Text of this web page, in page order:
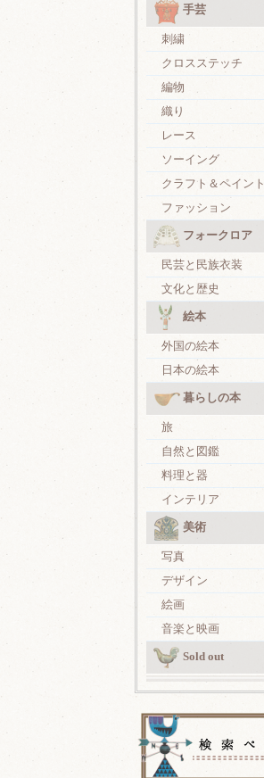
手芸
刺繍
クロスステッチ
編物
織り
レース
ソーイング
クラフト＆ペイント
ファッション
フォークロア
民芸と民族衣装
文化と歴史
絵本
外国の絵本
日本の絵本
暮らしの本
旅
自然と図鑑
料理と器
インテリア
美術
写真
デザイン
絵画
音楽と映画
Sold out